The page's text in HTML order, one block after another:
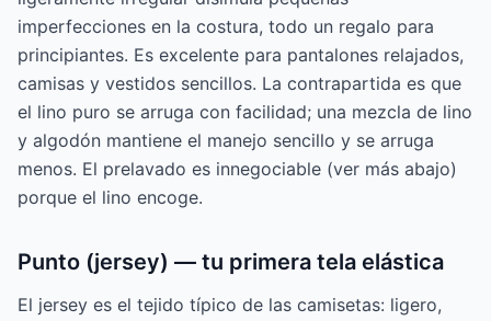
imperfecciones en la costura, todo un regalo para
principiantes. Es excelente para pantalones relajados,
camisas y vestidos sencillos. La contrapartida es que
el lino puro se arruga con facilidad; una mezcla de lino
y algodón mantiene el manejo sencillo y se arruga
menos. El prelavado es innegociable (ver más abajo)
porque el lino encoge.
Punto (jersey) — tu primera tela elástica
El jersey es el tejido típico de las camisetas: ligero,